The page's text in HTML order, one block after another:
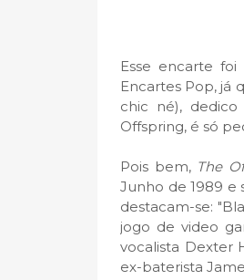
Esse encarte
Encartes Pop, já
chic né),
Offspring, é só
Pois bem, The
Junho de 1989 e
destacam-se:
jogo de video
vocalista Dexter
ex-baterista